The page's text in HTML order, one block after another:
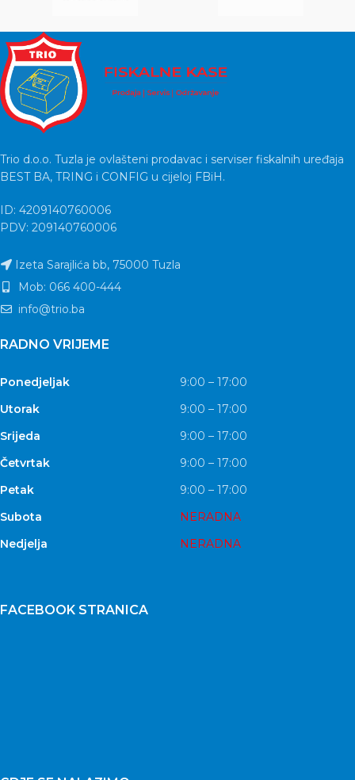
Trio d.o.o. Tuzla je ovlašteni prodavac i serviser fiskalnih uređaja
BEST BA, TRING i CONFIG u cijeloj FBiH.
ID: 4209140760006
PDV: 209140760006
Izeta Sarajlića bb, 75000 Tuzla
Mob: 066 400-444
info@trio.ba
RADNO VRIJEME
Ponedjeljak
9:00 – 17:00
Utorak
9:00 – 17:00
Srijeda
9:00 – 17:00
Četvrtak
9:00 – 17:00
Petak
9:00 – 17:00
Subota
NERADNA
Nedjelja
NERADNA
FACEBOOK STRANICA